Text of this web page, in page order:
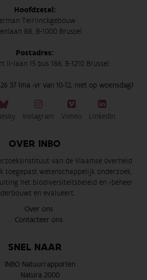
Hoofdzetel:
Teirlinckgebouw
88, B-1000 Brussel
Postadres:
II-laan 15 bus 186, B-1210 Brussel
37 (ma -vr van 10-12, niet op woensdag)
Instagram Vimeo LinkedIn
OVER INBO
van de Vlaamse overheid
toegepast wetenschappelijk onderzoek,
het biodiversiteitsbeleid en -beheer
en evalueert.
Over ons
Contacteer ons
SNEL NAAR
INBO Natuurrapporten
Natura 2000